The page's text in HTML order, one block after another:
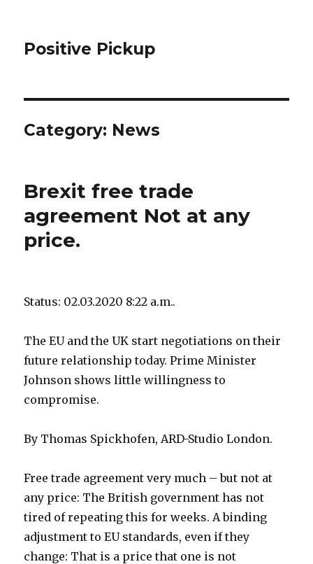
Positive Pickup
Category: News
Brexit free trade
agreement Not at any
price.
Status: 02.03.2020 8:22 a.m..
The EU and the UK start negotiations on their
future relationship today. Prime Minister
Johnson shows little willingness to
compromise.
By Thomas Spickhofen, ARD-Studio London.
Free trade agreement very much – but not at
any price: The British government has not
tired of repeating this for weeks. A binding
adjustment to EU standards, even if they
change: That is a price that one is not